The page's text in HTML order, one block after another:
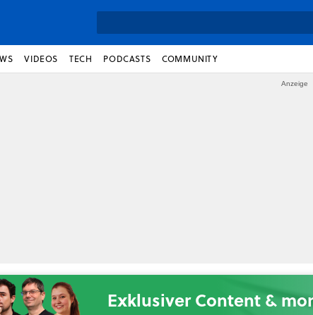
VIDEOS TECH PODCASTS COMMUNITY
Exklusiver Content &